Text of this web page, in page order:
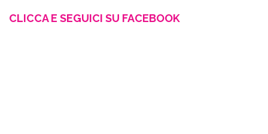
CLICCA E SEGUICI SU FACEBOOK